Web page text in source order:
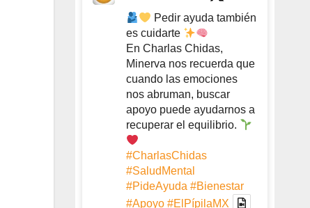
Pedir ayuda también
es cuidarte
En Charlas Chidas,
Minerva nos recuerda que
cuando las emociones
nos abruman, buscar
apoyo puede ayudarnos a
recuperar el equilibrio.
#CharlasChidas
#SaludMental
#PideAyuda #Bienestar
#Apoyo #ElPípilaMX